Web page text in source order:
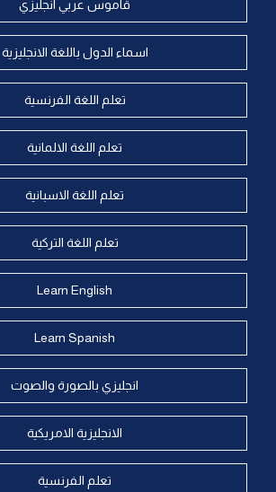
قاموس عربي انجليزي
اسماء الدول باللغة الانجليزية
تعلم اللغة الفرنسية
تعلم اللغة الالمانية
تعلم اللغة الاسبانية
تعلم اللغة التركية
Learn English
Learn Spanish
انجليزي بالصورة والصوت
الانجليزية الامريكية
تعلم الفرنسية